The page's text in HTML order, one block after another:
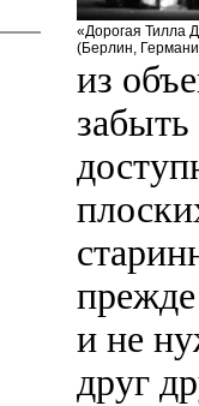
«Дорогая Тилла
(Берлин,
из
и не
друг